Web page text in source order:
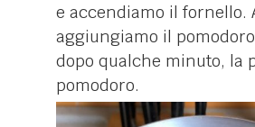
e accendiamo il fornello.
aggiungiamo il
dopo qualche minuto, la
pomodoro.